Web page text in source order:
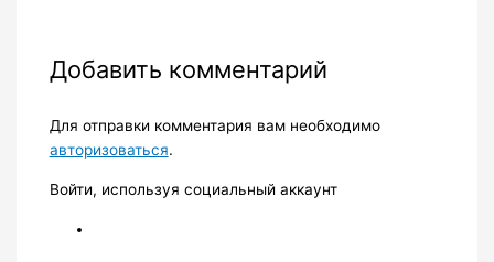
Добавить комментарий
Для отправки комментария вам необходимо
авторизоваться.
Войти, используя социальный аккаунт